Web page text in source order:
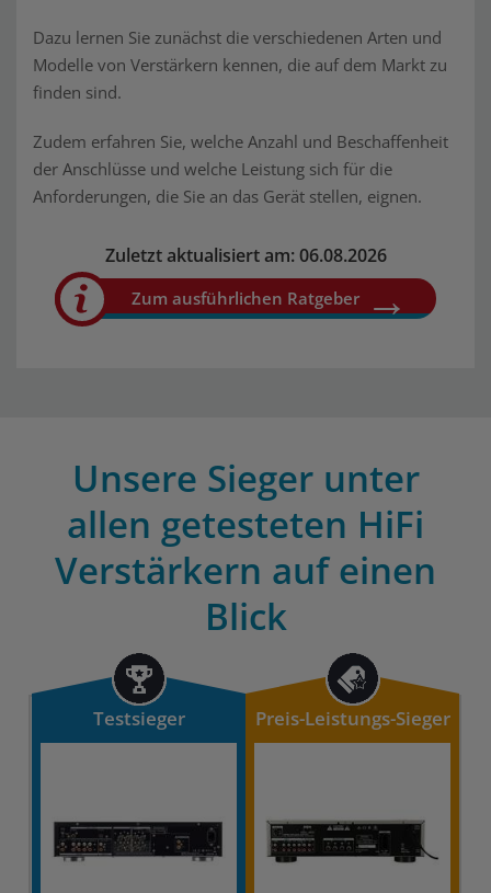
Dazu lernen Sie zunächst die verschiedenen Arten und
Modelle von Verstärkern kennen, die auf dem Markt zu
finden sind.
Zudem erfahren Sie, welche Anzahl und Beschaffenheit
der Anschlüsse und welche Leistung sich für die
Anforderungen, die Sie an das Gerät stellen, eignen.
Zuletzt aktualisiert am: 06.08.2026
Zum ausführlichen Ratgeber
Unsere Sieger unter
allen getesteten HiFi
Verstärkern auf einen
Blick
Testsieger Preis-Leistungs-Sieger